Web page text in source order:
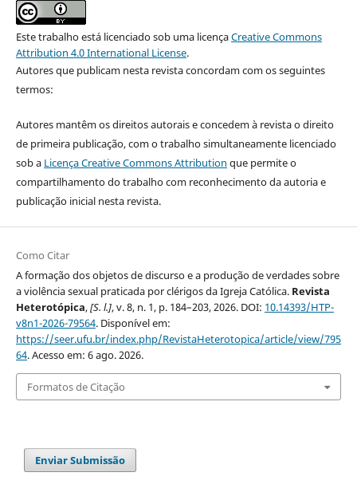
Este trabalho está licenciado sob uma licençaCreative Commons
Attribution 4.0 International License.
Autores que publicam nesta revista concordam com os seguintes
termos:
Autores mantêm os direitos autorais e concedem à revista o direito
de primeira publicação, com o trabalho simultaneamente licenciado
sob a Licença Creative Commons Attribution que permite o
compartilhamento do trabalho com reconhecimento da autoria e
publicação inicial nesta revista.
Como Citar
A formação dos objetos de discurso e a produção de verdades sobre
a violência sexual praticada por clérigos da Igreja Católica. Revista
Heterotópica,[S. l.], v. 8, n. 1, p. 184–203, 2026. DOI: 10.14393/HTP-
v8n1-2026-79564. Disponível em:
https://seer.ufu.br/index.php/RevistaHeterotopica/article/view/795
64. Acesso em: 6 ago. 2026.
Formatos de Citação
Enviar Submissão